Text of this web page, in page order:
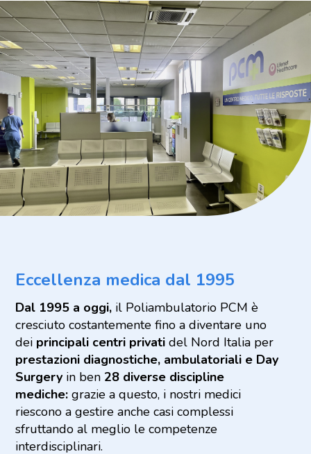
Eccellenza medica dal 1995
Dal 1995 a oggi, il Poliambulatorio PCM è
cresciuto costantemente fino a diventare uno
dei principali centri privatidel Nord Italia per
prestazioni diagnostiche, ambulatoriali e Day
Surgery in ben 28 diverse discipline
mediche:grazie a questo, i nostri medici
riescono a gestire anche casi complessi
sfruttando al meglio le competenze
interdisciplinari.